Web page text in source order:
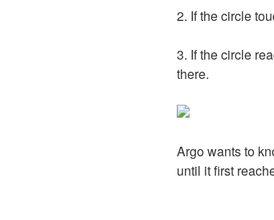
2. If the circle
3. If the circle
there.
Argo wants to
until it first